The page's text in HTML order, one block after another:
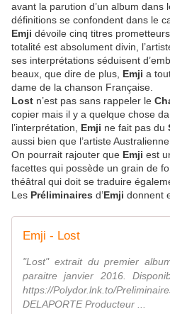
avant la parution d’un album dans
définitions se confondent dans le
Emji dévoile cinq titres
totalité est absolument divin,
ses interprétations séduisent
beaux, que dire de plus, Emji a
dame de la chanson Française.
Lost n’est pas sans rappeler le
copier mais il y a quelque chose
l’interprétation, Emji ne fait pas du
aussi bien que l’artiste Australienne.
On pourrait rajouter que Emji est
facettes qui possède un grain de
théâtral qui doit se traduire
Les Préliminaires d’Emji donnent
Emji - Lost
"Lost" extrait du premier
paraitre janvier 2016.
https://Polydor.lnk.to/
DELAPORTE Producteur ...